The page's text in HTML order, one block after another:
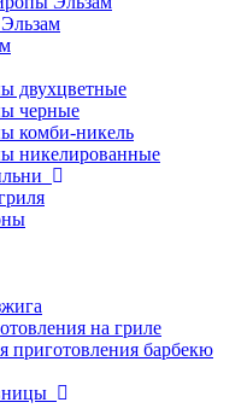
двухцветные
черные
комби-никель
никелированные
на гриле
приготовления барбекю